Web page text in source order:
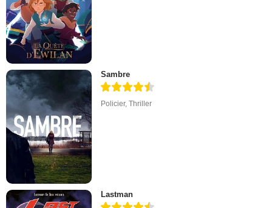
Sambre
Policier,Thriller
Lastman